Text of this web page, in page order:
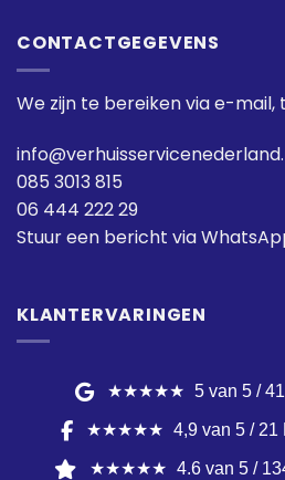
CONTACTGEGEVENS
We zijn te bereiken via e-
085 3013 815
06 444 222 29
Stuur een bericht via
KLANTERVARINGEN
★★★★★ 5 van 5 /
★★★★★ 4,9 van 5 /
★★★★★ 4.6 van 5 /